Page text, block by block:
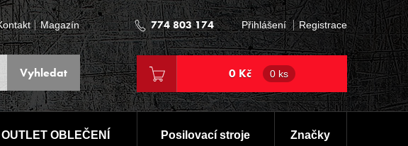
Magazín 774 803 174 Přihlášení Registrace
0 Kč 0 ks
OUTLET OBLEČENÍ Posilovací stroje Značky